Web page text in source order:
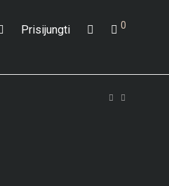
Prisijungti 0